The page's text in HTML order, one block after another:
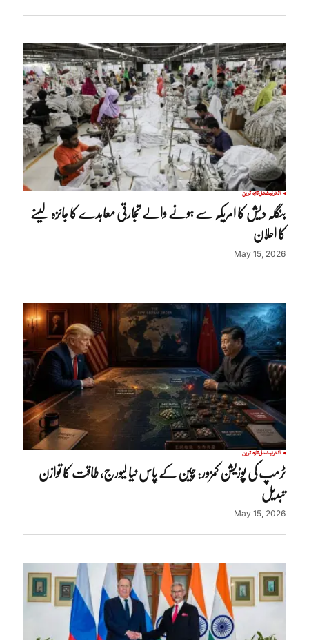
انٹرنیشنلتازہ ترین
بنگلہ دیش کا امریکہ سے ہونے والے تجارتی معاہدے کا جائزہ لینے
کا اعلان
May 15, 2026
انٹرنیشنلتازہ ترین
ٹرمپ کی پوزیشن کمزور: چین کے پاس نیا لیورج، طاقت کا توازن
تبدیل
May 15, 2026